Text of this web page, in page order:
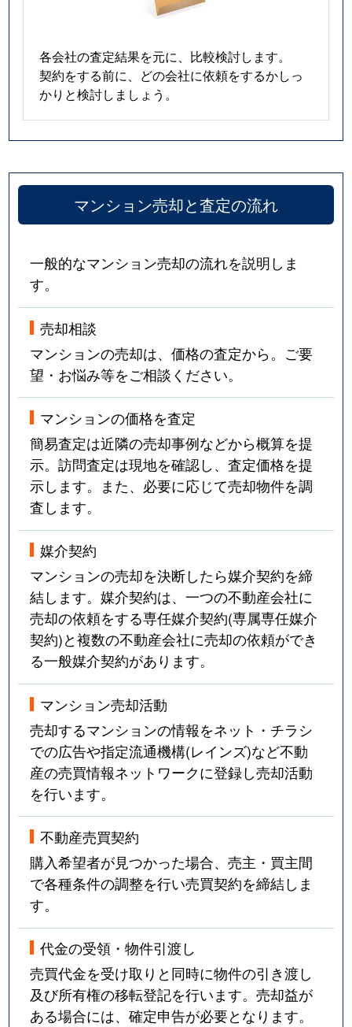
各会社の査定結果を元に、比較検討します。
契約をする前に、どの会社に依頼をするかしっ
かりと検討しましょう。
マンション売却と査定の流れ
一般的なマンション売却の流れを説明しま
す。
売却相談
マンションの売却は、価格の査定から。ご要
望・お悩み等をご相談ください。
マンションの価格を査定
簡易査定は近隣の売却事例などから概算を提
示。訪問査定は現地を確認し、査定価格を提
示します。また、必要に応じて売却物件を調
査します。
媒介契約
マンションの売却を決断したら媒介契約を締
結します。媒介契約は、一つの不動産会社に
売却の依頼をする専任媒介契約(専属専任媒介
契約)と複数の不動産会社に売却の依頼ができ
る一般媒介契約があります。
マンション売却活動
売却するマンションの情報をネット・チラシ
での広告や指定流通機構(レインズ)など不動
産の売買情報ネットワークに登録し売却活動
を行います。
不動産売買契約
購入希望者が見つかった場合、売主・買主間
で各種条件の調整を行い売買契約を締結しま
す。
代金の受領・物件引渡し
売買代金を受け取りと同時に物件の引き渡し
及び所有権の移転登記を行います。売却益が
ある場合には、確定申告が必要となります。